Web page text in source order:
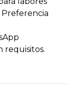
Preferencia
requisitos.